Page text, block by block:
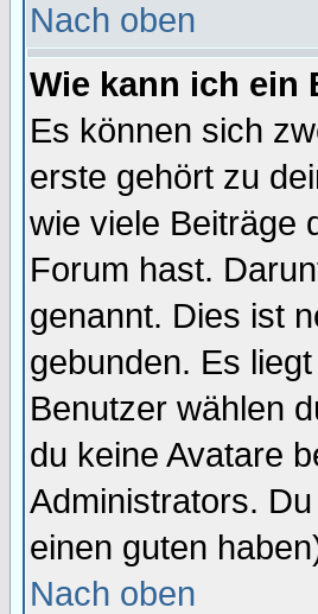
Nach oben
Wie kann ich ein
Es können sich
erste gehört zu
wie viele Beiträge
Forum hast.
genannt. Dies ist
gebunden. Es
Benutzer wählen
du keine Avatare
Administrators.
einen guten
Nach oben